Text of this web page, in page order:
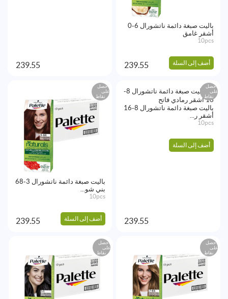
باليت صبغة دائمة ناتشورال 6-0
أشقر غامق
10pcs
أضف إلى السلة 239.55
239.55
احصل
على
نقاط
باليت صبغة دائمة ناتشورال 8-16
أشقر ر...
10pcs
أضف إلى السلة
239.55
احصل
على
نقاط
باليت صبغة دائمة ناتشورال 3-68
بني شو...
10pcs
أضف إلى السلة 239.55
احصل
على
نقاط
احصل
على
نقاط